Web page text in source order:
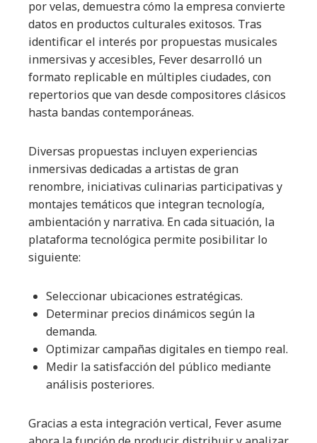
por velas, demuestra cómo la empresa convierte
datos en productos culturales exitosos. Tras
identificar el interés por propuestas musicales
inmersivas y accesibles, Fever desarrolló un
formato replicable en múltiples ciudades, con
repertorios que van desde compositores clásicos
hasta bandas contemporáneas.
Diversas propuestas incluyen experiencias
inmersivas dedicadas a artistas de gran
renombre, iniciativas culinarias participativas y
montajes temáticos que integran tecnología,
ambientación y narrativa. En cada situación, la
plataforma tecnológica permite posibilitar lo
siguiente:
Seleccionar ubicaciones estratégicas.
Determinar precios dinámicos según la
demanda.
Optimizar campañas digitales en tiempo real.
Medir la satisfacción del público mediante
análisis posteriores.
Gracias a esta integración vertical, Fever asume